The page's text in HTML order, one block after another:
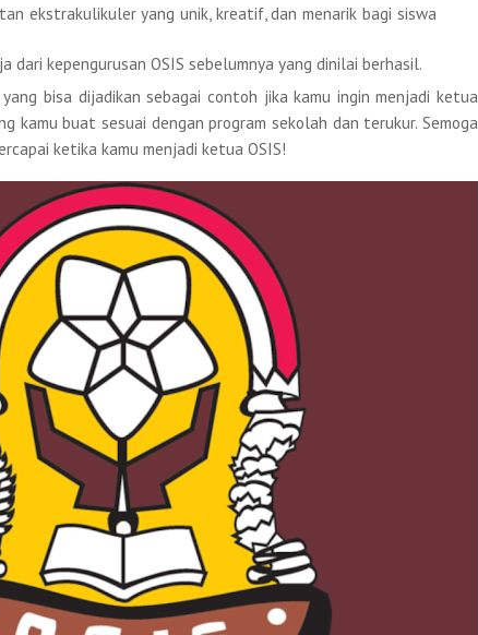
ekstrakulikuler yang unik, kreatif, dan menarik bagi siswa
dari kepengurusan OSIS sebelumnya yang dinilai berhasil.
bisa dijadikan sebagai contoh jika kamu ingin menjadi ketua
kamu buat sesuai dengan program sekolah dan terukur. Semoga
ketika kamu menjadi ketua OSIS!